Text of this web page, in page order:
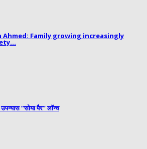
Ahmed: Family growing increasingly
“सोया पैर” लॉन्च